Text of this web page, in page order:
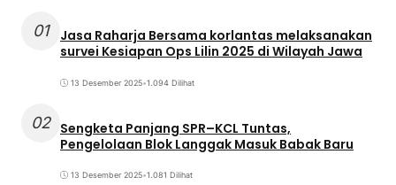
01
Jasa Raharja Bersama korlantas melaksanakan
survei Kesiapan Ops Lilin 2025 di Wilayah Jawa
13 Desember 2025•1.094 Dilihat
02 Sengketa Panjang SPR–KCL Tuntas,
Pengelolaan Blok Langgak Masuk Babak Baru
13 Desember 2025•1.081 Dilihat